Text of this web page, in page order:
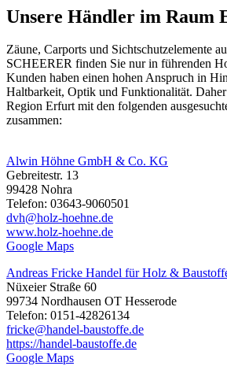
Unsere Händler im Raum
Zäune, Carports und Sichtschutzelemente
SCHEERER finden Sie nur in führenden
Kunden haben einen hohen Anspruch in
Haltbarkeit, Optik und Funktionalität.
Region Erfurt mit den folgenden
zusammen:
Alwin Höhne GmbH & Co. KG
Gebreitestr. 13
99428 Nohra
Telefon: 03643-9060501
dvh@holz-hoehne.de
www.holz-hoehne.de
Google Maps
Andreas Fricke Handel für Holz &
Nüxeier Straße 60
99734 Nordhausen OT Hesserode
Telefon: 0151-42826134
fricke@handel-baustoffe.de
https://handel-baustoffe.de
Google Maps